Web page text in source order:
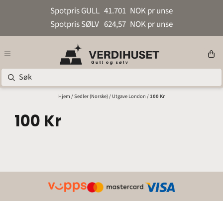
Spotpris GULL 41.701 NOK pr unse
Spotpris SØLV 624,57 NOK pr unse
Hjem /Sedler (Norske)/ Utgave London /100 Kr
100 Kr